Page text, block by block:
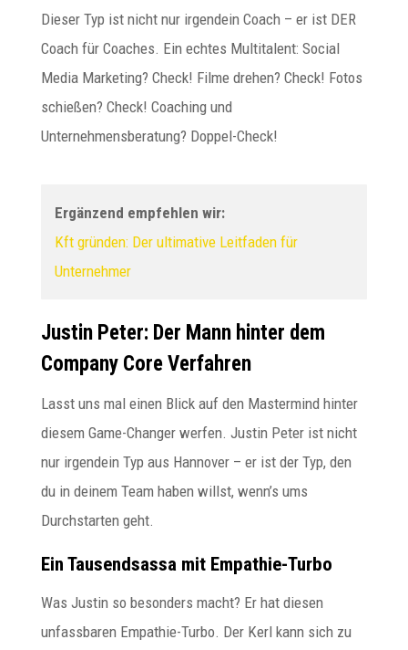
Dieser Typ ist nicht nur irgendein Coach – er ist DER
Coach für Coaches. Ein echtes Multitalent: Social
Media Marketing? Check! Filme drehen? Check! Fotos
schießen? Check! Coaching und
Unternehmensberatung? Doppel-Check!
Ergänzend empfehlen wir:
Kft gründen: Der ultimative Leitfaden für
Unternehmer
Justin Peter: Der Mann hinter dem
Company Core Verfahren
Lasst uns mal einen Blick auf den Mastermind hinter
diesem Game-Changer werfen. Justin Peter ist nicht
nur irgendein Typ aus Hannover – er ist der Typ, den
du in deinem Team haben willst, wenn’s ums
Durchstarten geht.
Ein Tausendsassa mit Empathie-Turbo
Was Justin so besonders macht? Er hat diesen
unfassbaren Empathie-Turbo. Der Kerl kann sich zu